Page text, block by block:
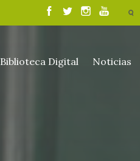
Biblioteca Digital Noticias